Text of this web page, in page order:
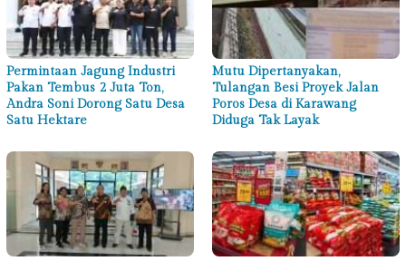
Permintaan Jagung Industri
Pakan Tembus 2 Juta Ton,
Andra Soni Dorong Satu Desa
Satu Hektare
Mutu Dipertanyakan,
Tulangan Besi Proyek Jalan
Poros Desa di Karawang
Diduga Tak Layak